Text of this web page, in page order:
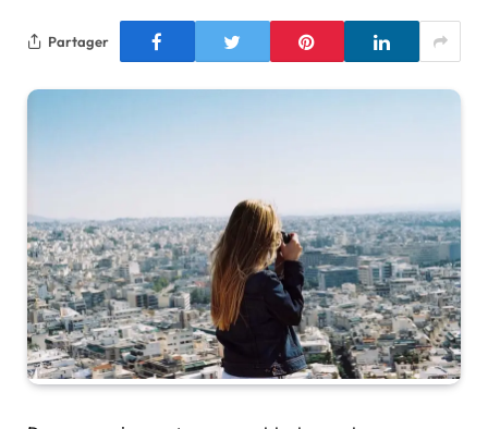
Partager